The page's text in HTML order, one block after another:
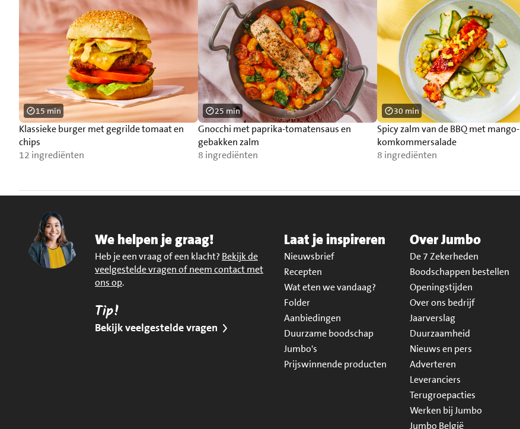
Klassieke burger met gegrilde tomaat en
chips
12 ingrediënten
15 min
Gnocchi met paprika-tomatensaus en
gebakken zalm
8 ingrediënten
25 min
Spicy zalm van de BBQ met mango-
komkommersalade
8 ingrediënten
30 min
We helpen je graag!
Heb je een vraag of een klacht? Bekijk de
veelgestelde vragen of neem contact met
ons op.
Tip!
Bekijk veelgestelde vragen
Laat je inspireren
Nieuwsbrief
Recepten
Wat eten we vandaag?
Folder
Aanbiedingen
Duurzame boodschap
Jumbo's
Prijswinnende producten
Over Jumbo
De 7 Zekerheden
Boodschappen bestellen
Openingstijden
Over ons bedrijf
Jaarverslag
Duurzaamheid
Nieuws en pers
Adverteren
Leveranciers
Terugroepacties
Werken bij Jumbo
Jumbo België